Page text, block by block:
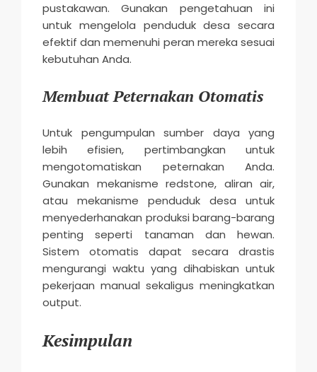
pustakawan. Gunakan pengetahuan ini
untuk mengelola penduduk desa secara
efektif dan memenuhi peran mereka sesuai
kebutuhan Anda.
Membuat Peternakan Otomatis
Untuk pengumpulan sumber daya yang
lebih efisien, pertimbangkan untuk
mengotomatiskan peternakan Anda.
Gunakan mekanisme redstone, aliran air,
atau mekanisme penduduk desa untuk
menyederhanakan produksi barang-barang
penting seperti tanaman dan hewan.
Sistem otomatis dapat secara drastis
mengurangi waktu yang dihabiskan untuk
pekerjaan manual sekaligus meningkatkan
output.
Kesimpulan